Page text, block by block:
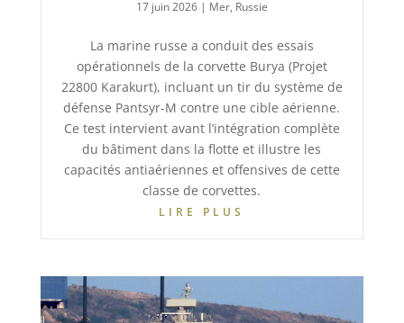
17 juin 2026| Mer, Russie
La marine russe a conduit des essais
opérationnels de la corvette Burya (Projet
22800 Karakurt), incluant un tir du système de
défense Pantsyr-M contre une cible aérienne.
Ce test intervient avant l’intégration complète
du bâtiment dans la flotte et illustre les
capacités antiaériennes et offensives de cette
classe de corvettes.
LIRE PLUS